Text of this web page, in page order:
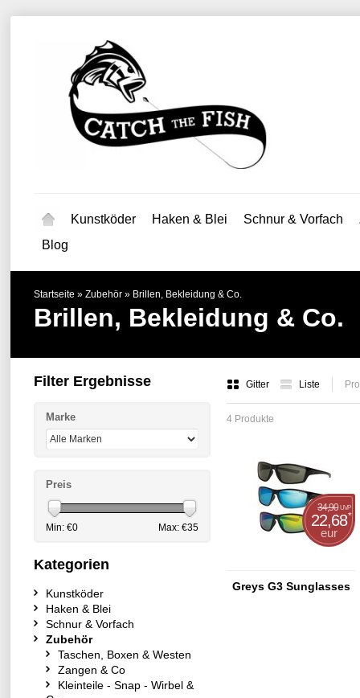
Kunstköder Haken & Blei Schnur & Vorfach
Blog
Startseite » Zubehör » Brillen, Bekleidung & Co.
Brillen, Bekleidung & Co.
Gitter Liste
4 Produkte
34,90 UVP
22,68*
eur
Greys G3 Sunglasses
Filter Ergebnisse
Marke
Preis
Min: €0 Max: €35
Kategorien
Kunstköder
Haken & Blei
Schnur & Vorfach
Zubehör
Taschen, Boxen & Westen
Zangen & Co
Kleinteile - Snap - Wirbel &